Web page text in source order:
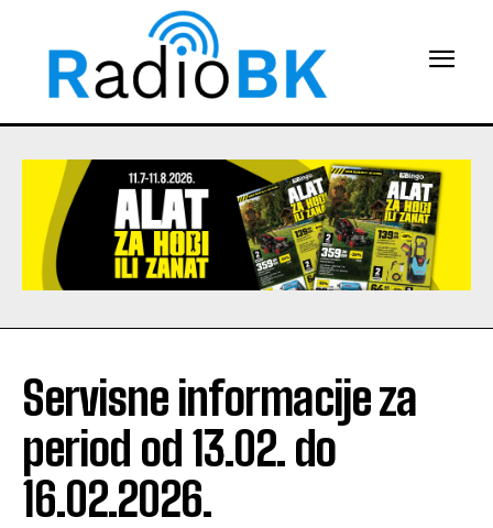
Servisne informacije za
period od 13.02. do
16.02.2026.